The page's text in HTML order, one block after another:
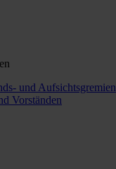
und Aufsichtsgremien
Vorständen